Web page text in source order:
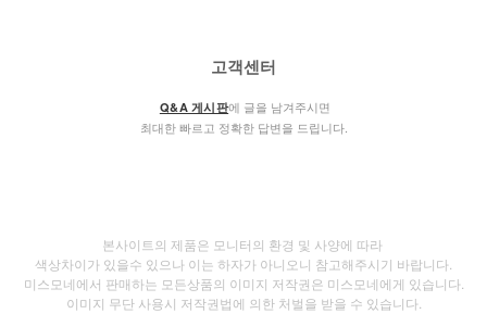
고객센터
Q&A 게시판에 글을 남겨주시면
최대한 빠르고 정확한 답변을 드립니다.
본사이트의 제품은 모니터의 환경 및 사양에 따라
색상차이가 있을수 있으나 이는 하자가 아니오니 참고해주시기 바랍니다.
미스모네에서 판매하는 모든상품의 이미지 저작권은 미스모네에게 있습니다.
이미지 무단 사용시 저작권법에 의한 처벌을 받을 수 있습니다.